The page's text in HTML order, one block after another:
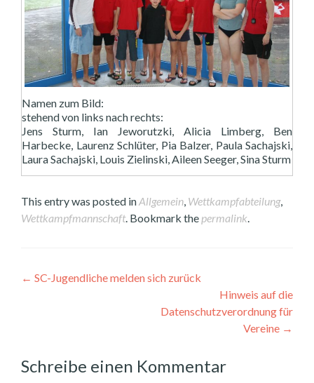
Namen zum Bild:
stehend von links nach rechts:
Jens Sturm, Ian Jeworutzki, Alicia Limberg, Ben
Harbecke, Laurenz Schlüter, Pia Balzer, Paula Sachajski,
Laura Sachajski, Louis Zielinski, Aileen Seeger, Sina Sturm
This entry was posted in Allgemein Wettkampfabteilung,
Wettkampfmannschaft. Bookmark the permalink
Post navigation
← SC-Jugendliche melden sich zurück
Hinweis auf die
Datenschutzverordnung für
Vereine →
Schreibe einen Kommentar